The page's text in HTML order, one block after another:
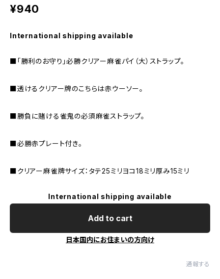
¥940
International shipping available
■「勝利のお守り」必勝クリアー麻雀パイ（大）ストラップ。
■透けるクリアー牌のこちらは赤ウーソー。
■勝負に賭ける雀鬼の必須麻雀ストラップ。
■必勝赤プレート付き。
■クリアー麻雀牌サイズ：タテ25ミリヨコ18ミリ厚み15ミリ
International shipping available
Add to cart
日本国内にお住まいの方向け
通報する